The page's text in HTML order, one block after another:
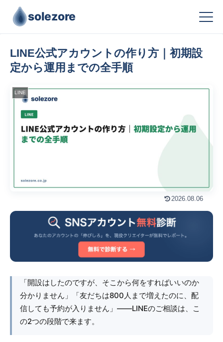
solezore
LINE公式アカウントの作り方｜初期設
定から運用までの全手順
LINE
2026.08.06
「開設はしたのですが、そこから何をすればいいのか
分かりません」「友だちは800人まで増えたのに、配
信しても予約が入りません」――LINEのご相談は、こ
の2つの段階で来ます。